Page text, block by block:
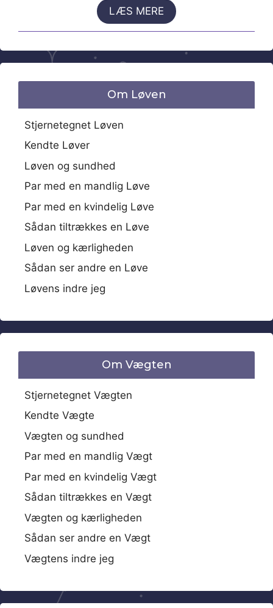
LÆS MERE
Om Løven
Stjernetegnet Løven
Kendte Løver
Løven og sundhed
Par med en mandlig Løve
Par med en kvindelig Løve
Sådan tiltrækkes en Løve
Løven og kærligheden
Sådan ser andre en Løve
Løvens indre jeg
Om Vægten
Stjernetegnet Vægten
Kendte Vægte
Vægten og sundhed
Par med en mandlig Vægt
Par med en kvindelig Vægt
Sådan tiltrækkes en Vægt
Vægten og kærligheden
Sådan ser andre en Vægt
Vægtens indre jeg